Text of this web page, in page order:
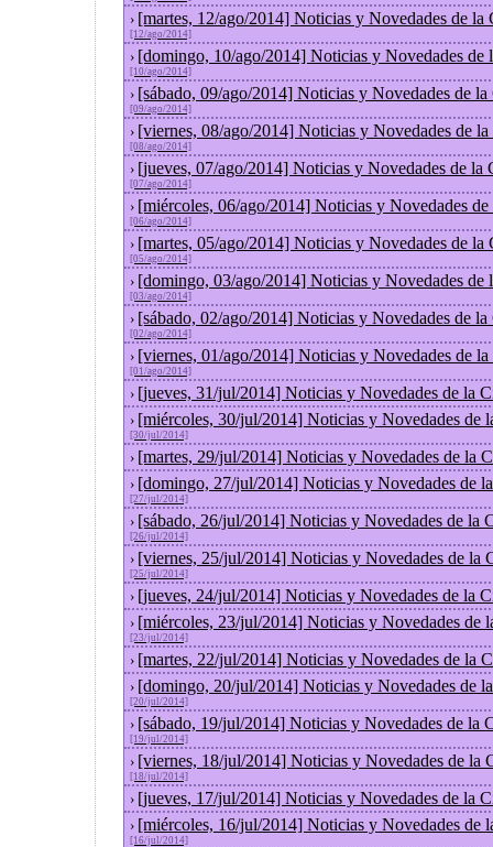
› [martes, 12/ago/2014] Noticias y Novedades de la
[12/ago/2014]
› [domingo, 10/ago/2014] Noticias y Novedades de
[10/ago/2014]
› [sábado, 09/ago/2014] Noticias y Novedades de
[09/ago/2014]
› [viernes, 08/ago/2014] Noticias y Novedades de
[08/ago/2014]
› [jueves, 07/ago/2014] Noticias y Novedades de la
[07/ago/2014]
› [miércoles, 06/ago/2014] Noticias y Novedades
[06/ago/2014]
› [martes, 05/ago/2014] Noticias y Novedades de la
[05/ago/2014]
› [domingo, 03/ago/2014] Noticias y Novedades de
[03/ago/2014]
› [sábado, 02/ago/2014] Noticias y Novedades de
[02/ago/2014]
› [viernes, 01/ago/2014] Noticias y Novedades de
[01/ago/2014]
› [jueves, 31/jul/2014] Noticias y Novedades de la
› [miércoles, 30/jul/2014] Noticias y Novedades de
[30/jul/2014]
› [martes, 29/jul/2014] Noticias y Novedades de la
› [domingo, 27/jul/2014] Noticias y Novedades de
[27/jul/2014]
› [sábado, 26/jul/2014] Noticias y Novedades de la
[26/jul/2014]
› [viernes, 25/jul/2014] Noticias y Novedades de la
[25/jul/2014]
› [jueves, 24/jul/2014] Noticias y Novedades de la
› [miércoles, 23/jul/2014] Noticias y Novedades de
[23/jul/2014]
› [martes, 22/jul/2014] Noticias y Novedades de la
› [domingo, 20/jul/2014] Noticias y Novedades de
[20/jul/2014]
› [sábado, 19/jul/2014] Noticias y Novedades de la
[19/jul/2014]
› [viernes, 18/jul/2014] Noticias y Novedades de la
[18/jul/2014]
› [jueves, 17/jul/2014] Noticias y Novedades de la
› [miércoles, 16/jul/2014] Noticias y Novedades de
[16/jul/2014]